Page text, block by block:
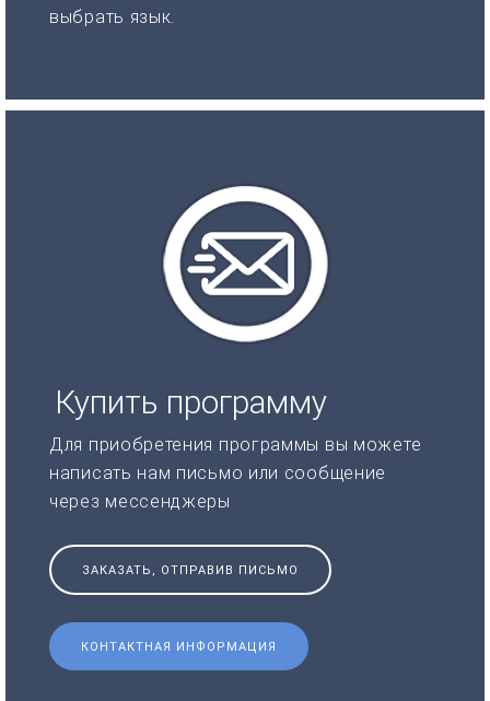
выбрать язык.
Купить программу
Для приобретения программы вы можете
написать нам письмо или сообщение
через мессенджеры
ЗАКАЗАТЬ, ОТПРАВИВ ПИСЬМО
КОНТАКТНАЯ ИНФОРМАЦИЯ